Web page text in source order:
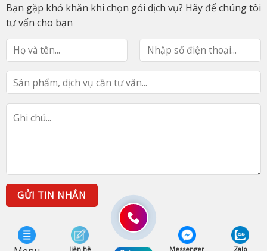
Bạn gặp khó khăn khi chọn gói dịch vụ? Hãy để chúng tôi
tư vấn cho bạn
liên hệ Messenger Zalo